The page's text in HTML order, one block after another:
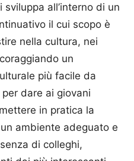
all’interno di un
il cui scopo è
nella cultura, nei
un
più facile da
dare ai giovani
in pratica la
ambiente adeguato e
di colleghi,